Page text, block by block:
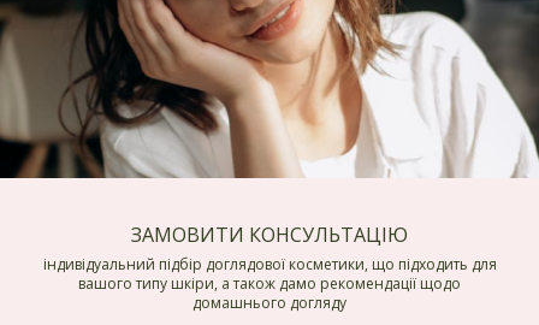
ЗАМОВИТИ КОНСУЛЬТАЦІЮ
індивідуальний підбір доглядової косметики, що підходить для
вашого типу шкіри, а також дамо рекомендації щодо
домашнього догляду